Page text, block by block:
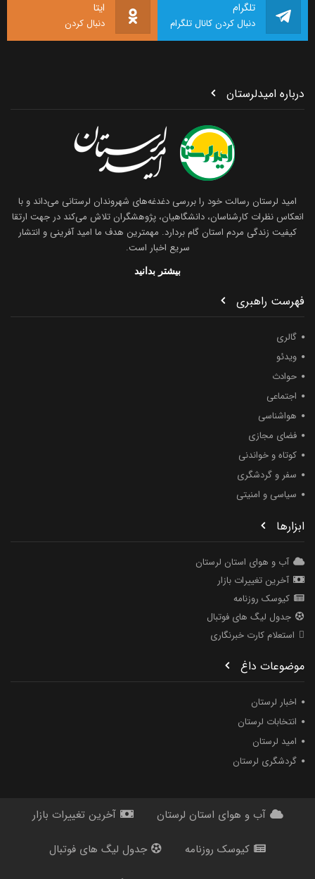
تلگرام
دنبال کردن کانال تلگرام
ایتا
دنبال کردن
درباره امیدلرستان
امید لرستان رسالت خود را بررسی دغدغه‌های شهروندان لرستانی می‌داند و با
انعکاس نظرات کارشناسان، دانشگاهیان، پژوهشگران تلاش می‌کند در جهت ارتقا
کیفیت زندگی مردم استان گام بردارد. مهمترین هدف ما امید آفرینی و انتشار
سریع اخبار است.
بیشتر بدانید
فهرست راهبری
گالری
ویدئو
حوادث
اجتماعی
هواشناسی
فضای مجازی
کوتاه و خواندنی
سفر و گردشگری
سیاسی و امنیتی
ابزارها
آب و هوای استان لرستان
آخرین تغییرات بازار
کیوسک روزنامه
جدول لیگ های فوتبال
استعلام کارت خبرنگاری
موضوعات داغ
اخبار لرستان
انتخابات لرستان
امید لرستان
گردشگری لرستان
آب و هوای استان لرستان آخرین تغییرات بازار
کیوسک روزنامه جدول لیگ های فوتبال